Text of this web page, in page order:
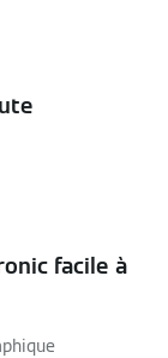
facile à